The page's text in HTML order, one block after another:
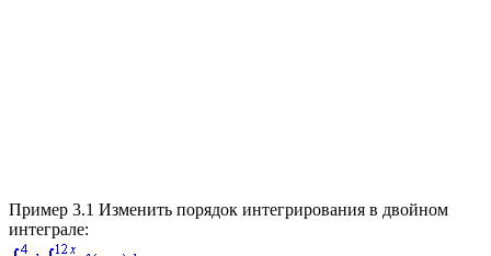
Пример 3.1 Изменить порядок интегрирования в двойном
интеграле: